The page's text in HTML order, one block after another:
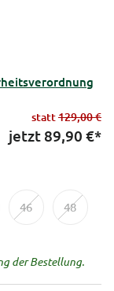
statt129,00 €
jetzt 89,90 €*
46 48
der Bestellung.